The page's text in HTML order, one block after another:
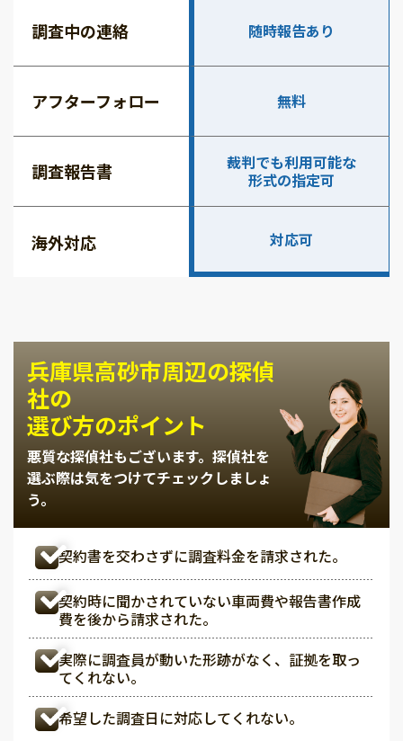
調査中の連絡 随時報告あり
アフターフォロー 無料
調査報告書
裁判でも利用可能な
形式の指定可
海外対応 対応可
兵庫県高砂市周辺の探偵
社の
選び方のポイント
悪質な探偵社もございます。 探偵社を
選ぶ際は気をつけてチェックしましょ
う。
契約書を交わさずに調査料金を請求された。
契約時に聞かされていない車両費や報告書作成
費を後から請求された。
実際に調査員が動いた形跡がなく、証拠を取っ
てくれない。
希望した調査日に対応してくれない。